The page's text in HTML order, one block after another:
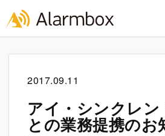
2017.09.11
アイ・シンクレン
との業務提携のお